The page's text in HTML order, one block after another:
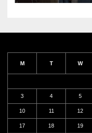
M T W
3 4 5
10 11 12
17 18 19